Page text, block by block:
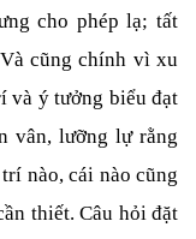
cho phép lạ; tất
cũng chính vì xu
và ý tưởng biểu đạt
vân, lưỡng lự rằng
nào, cái nào cũng
thiết. Câu hỏi đặt